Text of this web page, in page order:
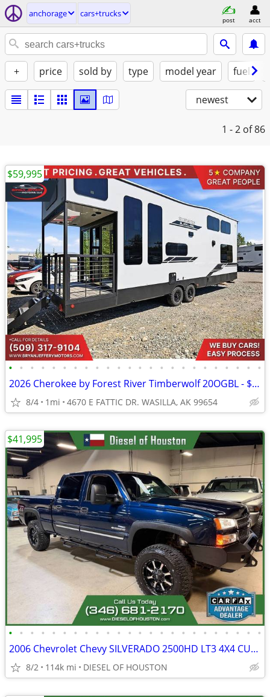
anchorage cars+trucks
post acct
+ price sold by type model year fuel
newest
1 - 2 of 86
• • • • • • • • • • • • • • • • • • • • • • • •
2026 Cherokee by Forest River Timberwolf 20OGBL - $786/mo
8/4 1mi 4670 E FATTIC DR. WASILLA, AK 99654
$59,995
• • • • • • • • • • • • • • • • • • • • • • • •
2006 Chevrolet Chevy SILVERADO 2500HD LT3 4X4 CUSTOM 6.6L LBZ DURAMAX
8/2 114k mi DIESEL OF HOUSTON
$41,995